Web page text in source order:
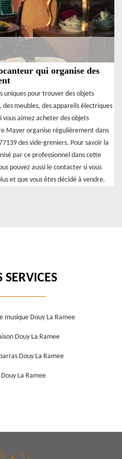
qui organise des
uniques pour trouver des objets
des meubles, des appareils électriques
aimez acheter des objets
Mayer organise régulièrement dans
des vide-greniers. Pour savoir la
par ce professionnel dans cette
pouvez aussi le contacter si vous
et que vous êtes décidé à vendre.
SERVICES
musique Douy La Ramee
Douy La Ramee
Douy La Ramee
La Ramee